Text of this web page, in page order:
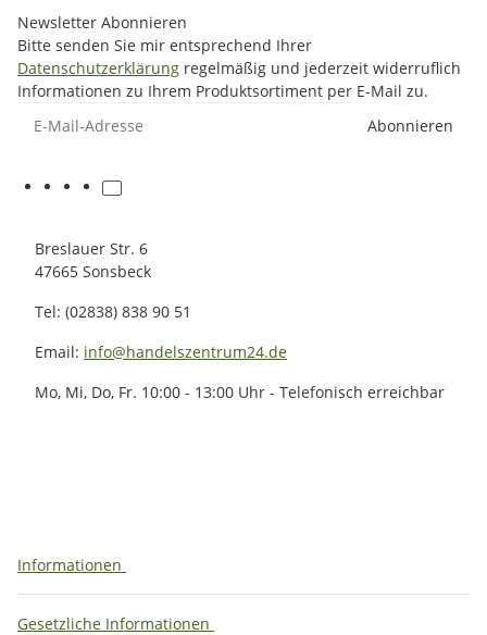
Newsletter Abonnieren
Bitte senden Sie mir entsprechend Ihrer
Datenschutzerklärung regelmäßig und jederzeit widerruflich
Informationen zu Ihrem Produktsortiment per E-Mail zu.
Abonnieren
Breslauer Str. 6
47665 Sonsbeck
Tel: (02838) 838 90 51
Email: info@handelszentrum24.de
Mo, Mi, Do, Fr. 10:00 - 13:00 Uhr - Telefonisch erreichbar
Informationen
Gesetzliche Informationen